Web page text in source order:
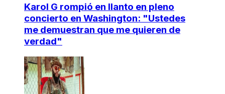
Karol G rompió en llanto en pleno
concierto en Washington: "Ustedes
me demuestran que me quieren de
verdad"